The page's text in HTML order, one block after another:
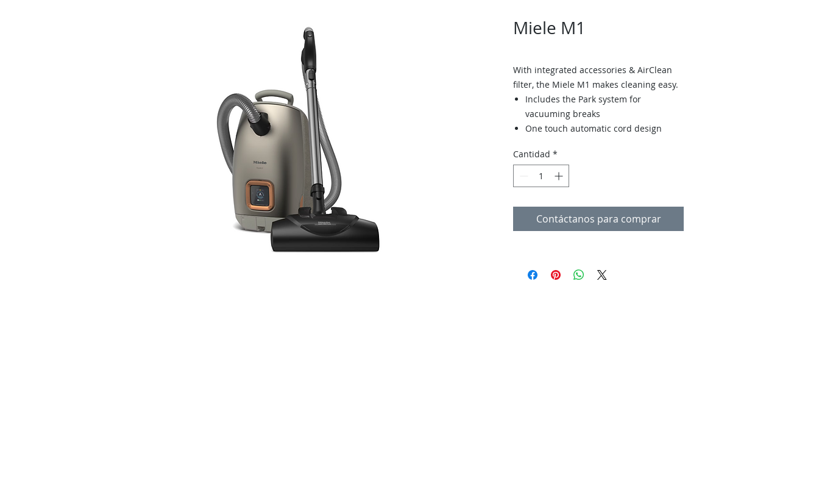
Miele M1
With integrated accessories & AirClean
filter, the Miele M1 makes cleaning easy.
Includes the Park system for
vacuuming breaks
One touch automatic cord design
with the Mode button
Cantidad *
Contáctanos para comprar